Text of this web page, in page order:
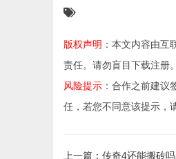
版权声明 ：本文内容由
责任。请勿盲目下载注册
风险提示 ：合作之前建
任，若您不同意该提示，
上一篇：传奇4还能搬砖